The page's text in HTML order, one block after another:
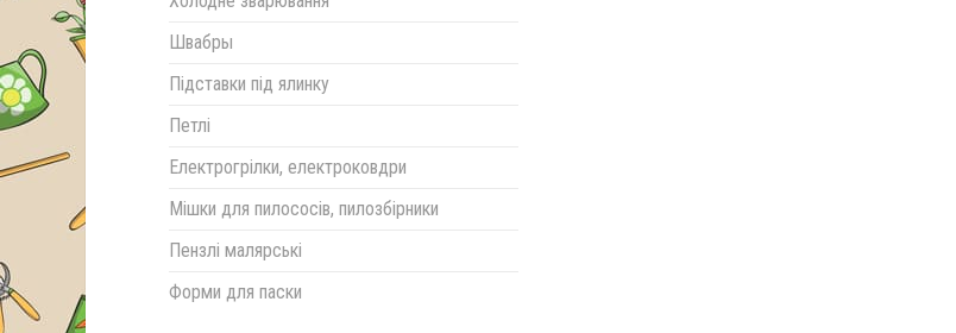
Швабры
Підставки під ялинку
Петлі
Електрогрілки, електроковдри
Мішки для пилососів, пилозбірники
Пензлі малярські
Форми для паски